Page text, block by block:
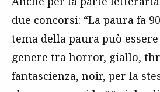
due concorsi: “La paura fa
tema della paura può
genere tra horror, giallo,
fantascienza, noir, per la